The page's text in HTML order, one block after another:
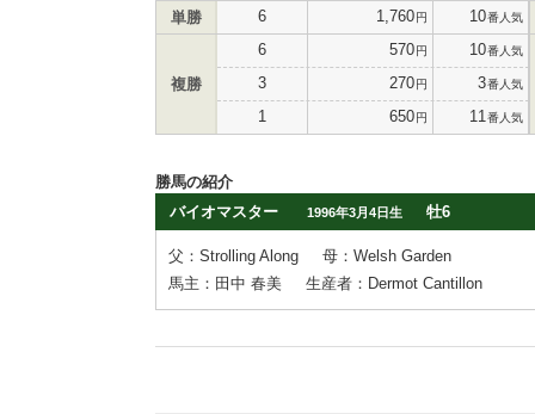
単勝 6 1,760円 10番人気
複勝
6 570円 10番人気
3 270円 3番人気
1 650円 11 番人気
勝馬の紹介
バイオマスター
1996年3月4日生 牡6
父：Strolling Along
母：Welsh Garden
馬主：田中 春美
生産者：Dermot Cantillon